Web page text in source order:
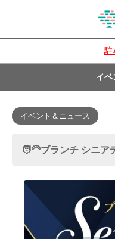
駐
イベ
イベント＆ニュース
🧑‍🦳ブランチ シニア